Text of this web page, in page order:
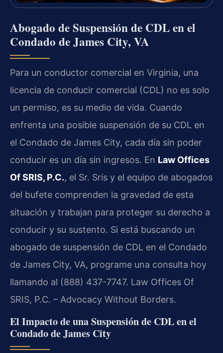
Abogado de Suspensión de CDL en el
Condado de James City, VA
Para un conductor comercial en Virginia, una
licencia de conducir comercial (CDL) no es solo
un permiso, es su medio de vida. Cuando
enfrenta una posible suspensión de su CDL en
el Condado de James City, cada día sin poder
conducir es un día sin ingresos. En Law Offices
Of SRIS, P.C., el Sr. Sris y el equipo de abogados
del bufete comprenden la gravedad de esta
situación y trabajan para proteger su derecho a
conducir y su sustento. Si está buscando un
abogado de suspensión de CDL en el Condado
de James City, VA, programe una consulta hoy
llamando al (888) 437-7747. Law Offices Of
SRIS, P.C. – Advocacy Without Borders.
El Impacto de una Suspensión de CDL en el
Condado de James City